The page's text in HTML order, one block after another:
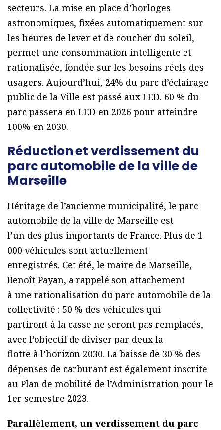
secteurs. La mise en place d’horloges
astronomiques, fixées automatiquement sur
les heures de lever et de coucher du soleil,
permet une consommation intelligente et
rationalisée, fondée sur les besoins réels des
usagers. Aujourd’hui, 24% du parc d’éclairage
public de la Ville est passé aux LED. 60 % du
parc passera en LED en 2026 pour atteindre
100% en 2030.
Réduction et verdissement du
parc automobile de la ville de
Marseille
Héritage de l’ancienne municipalité, le parc
automobile de la ville de Marseille est
l’un des plus importants de France. Plus de 1
000 véhicules sont actuellement
enregistrés. Cet été, le maire de Marseille,
Benoît Payan, a rappelé son attachement
à une rationalisation du parc automobile de la
collectivité : 50 % des véhicules qui
partiront à la casse ne seront pas remplacés,
avec l’objectif de diviser par deux la
flotte à l’horizon 2030. La baisse de 30 % des
dépenses de carburant est également inscrite
au Plan de mobilité de l’Administration pour le
1er semestre 2023.
Parallèlement, un verdissement du parc